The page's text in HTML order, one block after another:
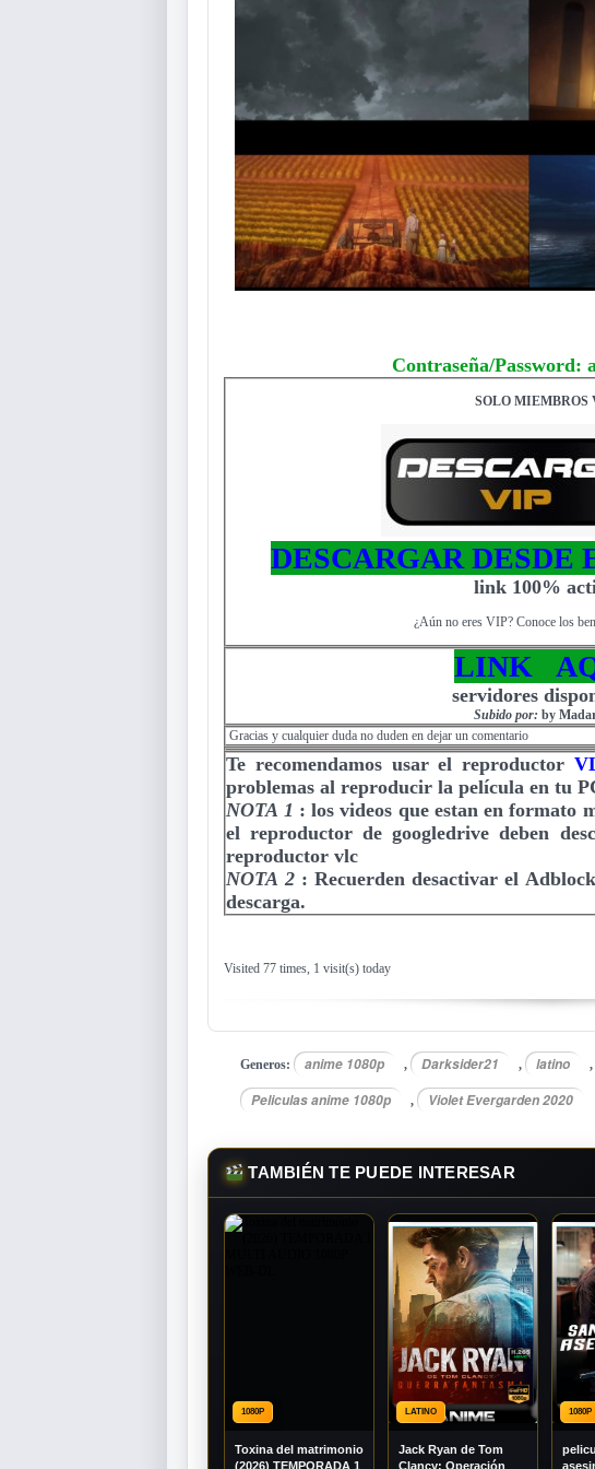
Contraseña/Password:
SOLO MIEMBROS
DESCARGAR DESDE
link 100%
¿Aún no eres VIP? Conoce los
LINK
servidores
Subido por: by
Gracias y cualquier duda no duden en dejar un comentario
Te recomendamos usar el reproductor
problemas al reproducir la película en tu
NOTA 1 : los videos que estan en formato
el reproductor de googledrive deben
reproductor vlc
NOTA 2 : Recuerden desactivar el
descarga.
Visited 77 times, 1 visit(s) today
Generos: anime 1080p , Darksider21 , latino ,
Peliculas anime 1080p , Violet Evergarden 2020
TAMBIÉN TE PUEDE INTERESAR
1080P
Toxina del matrimonio
(2026) TEMPORADA 1
LATINO
Jack Ryan de Tom
Clancy: Operación
1080P